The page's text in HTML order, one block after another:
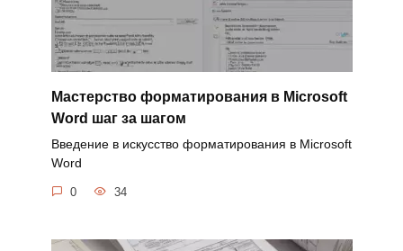
Мастерство форматирования в Microsoft
Word шаг за шагом
Введение в искусство форматирования в Microsoft
Word
0 34